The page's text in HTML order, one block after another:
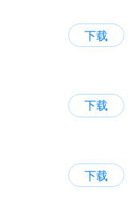
下载
下载
下载